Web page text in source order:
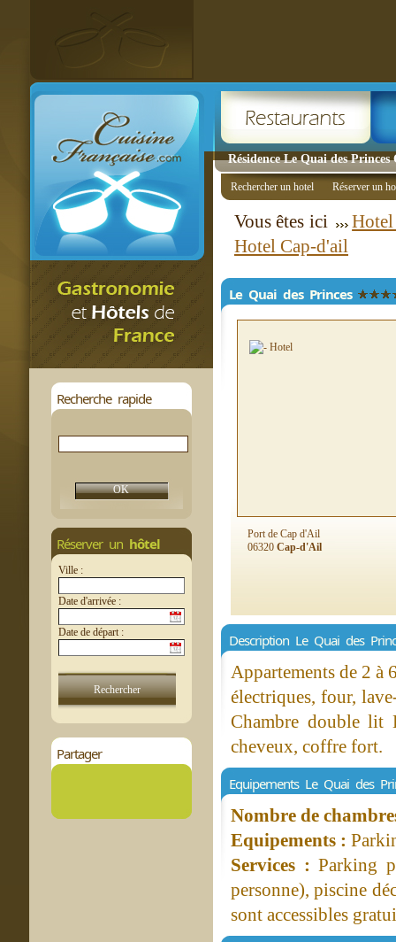
Résidence Le Quai des
Recherche rapide
Réserver un hôtel
Ville :
Date d'arrivée :
Date de départ :
Partager
Rechercher un hotel Réserver un
Vous êtes ici
Hotel
Hotel Cap-d'ail
Le Quai des Princes
Port de Cap d'Ail
06320 Cap-d'Ail
Description Le Quai des
Appartements de 2 à
électriques, four,
Chambre double lit
cheveux, coffre fort.
Equipements Le Quai des
Nombre de
Equipements :
Services :Parking
personne), piscine
sont accessibles